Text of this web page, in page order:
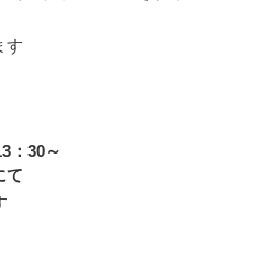
す
：30～
て